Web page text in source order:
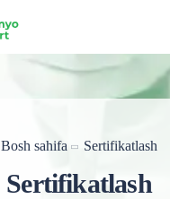
Bosh sahifa Sertifikatlash
Sertifikatlash